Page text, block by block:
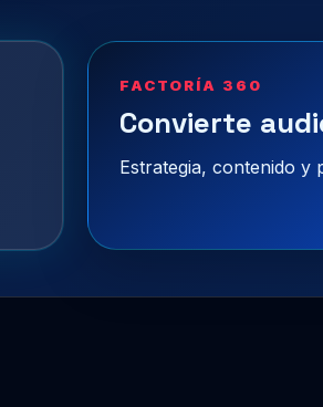
FACTORÍA 360
Convierte
Estrategia, contenido y